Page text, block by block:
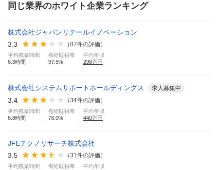
同じ業界のホワイト企業ランキング
株式会社ジャパンリテールイノベーション
3.3
（87件の評価）
平均残業時間
6.3時間
有給取得率
97.5%
平均年収
298万円
株式会社システムサポートホールディングス 求人募集中
3.4 （34件の評価）
平均残業時間
6.8時間
有給取得率
78.0%
平均年収
440万円
JFEテクノリサーチ株式会社
3.5
（31 件の評価）
平均残業時間
有給取得率
平均年収